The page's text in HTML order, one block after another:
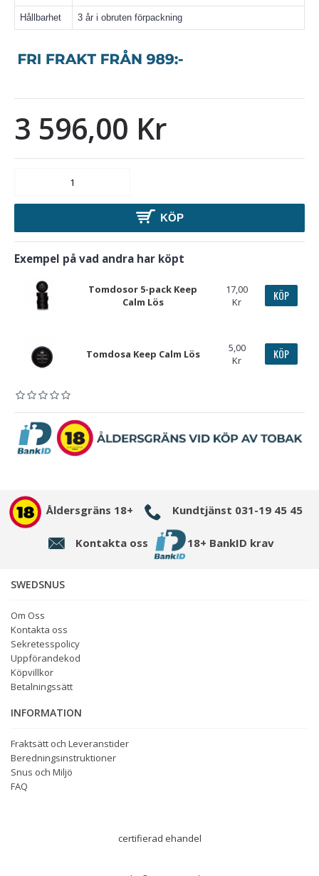
Hållbarhet 3 år i obruten förpackning
3 596,00 Kr
KÖP
Exempel på vad andra har köpt
Tomdosor 5-pack Keep
Calm Lös
17,00
Kr
KÖP
Tomdosa Keep Calm Lös
5,00
Kr
KÖP
Åldersgräns 18+ Kundtjänst 031-19 45 45
Kontakta oss 18+ BankID krav
SWEDSNUS
Om Oss
Kontakta oss
Sekretesspolicy
Uppförandekod
Köpvillkor
Betalningssätt
INFORMATION
Fraktsätt och Leveranstider
Beredningsinstruktioner
Snus och Miljö
FAQ
certifierad ehandel